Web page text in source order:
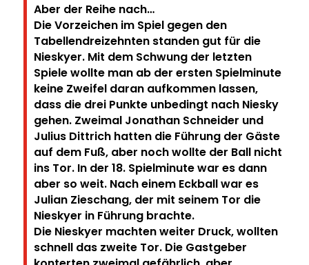
Aber der Reihe nach…
Die Vorzeichen im Spiel gegen den
Tabellendreizehnten standen gut für die
Nieskyer. Mit dem Schwung der letzten
Spiele wollte man ab der ersten Spielminute
keine Zweifel daran aufkommen lassen,
dass die drei Punkte unbedingt nach Niesky
gehen. Zweimal Jonathan Schneider und
Julius Dittrich hatten die Führung der Gäste
auf dem Fuß, aber noch wollte der Ball nicht
ins Tor. In der 18. Spielminute war es dann
aber so weit. Nach einem Eckball war es
Julian Zieschang, der mit seinem Tor die
Nieskyer in Führung brachte.
Die Nieskyer machten weiter Druck, wollten
schnell das zweite Tor. Die Gastgeber